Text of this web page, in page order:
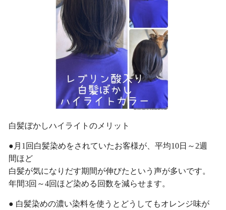
白髪ぼかしハイライトのメリット
●月1回白髪染めをされていたお客様が、平均10日～2週
間ほど
白髪が気になりだす期間が伸びたという声が多いです。
年間3回～4回ほど染める回数を減らせます。
● 白髪染めの濃い染料を使うとどうしてもオレンジ味が